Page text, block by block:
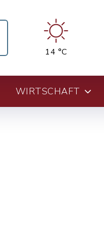
14 °C
WIRTSCHAFT